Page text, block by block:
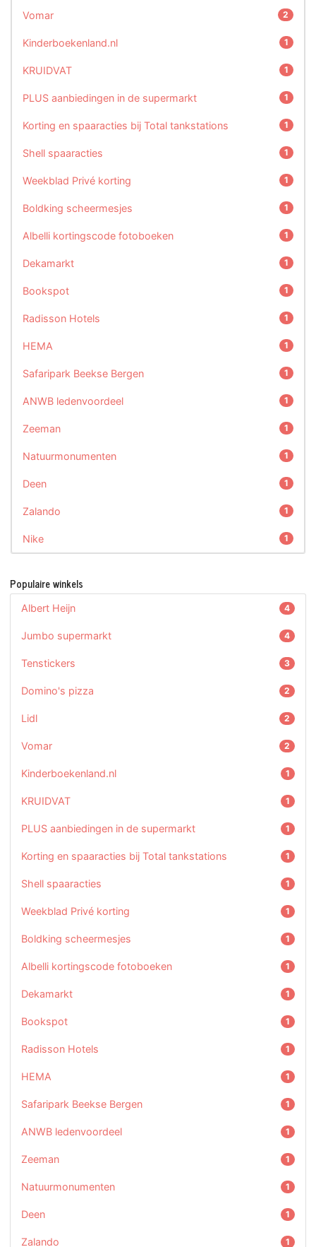
Vomar 2
Kinderboekenland.nl 1
KRUIDVAT 1
PLUS aanbiedingen in de supermarkt 1
Korting en spaaracties bij Total tankstations 1
Shell spaaracties 1
Weekblad Privé korting 1
Boldking scheermesjes 1
Albelli kortingscode fotoboeken 1
Dekamarkt 1
Bookspot 1
Radisson Hotels 1
HEMA 1
Safaripark Beekse Bergen 1
ANWB ledenvoordeel 1
Zeeman 1
Natuurmonumenten 1
Deen 1
Zalando 1
Nike 1
Populaire winkels
Albert Heijn 4
Jumbo supermarkt 4
Tenstickers 3
Domino's pizza 2
Lidl 2
Vomar 2
Kinderboekenland.nl 1
KRUIDVAT 1
PLUS aanbiedingen in de supermarkt 1
Korting en spaaracties bij Total tankstations 1
Shell spaaracties 1
Weekblad Privé korting 1
Boldking scheermesjes 1
Albelli kortingscode fotoboeken 1
Dekamarkt 1
Bookspot 1
Radisson Hotels 1
HEMA 1
Safaripark Beekse Bergen 1
ANWB ledenvoordeel 1
Zeeman 1
Natuurmonumenten 1
Deen 1
Zalando 1